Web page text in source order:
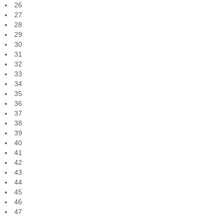
26
27
28
29
30
31
32
33
34
35
36
37
38
39
40
41
42
43
44
45
46
47